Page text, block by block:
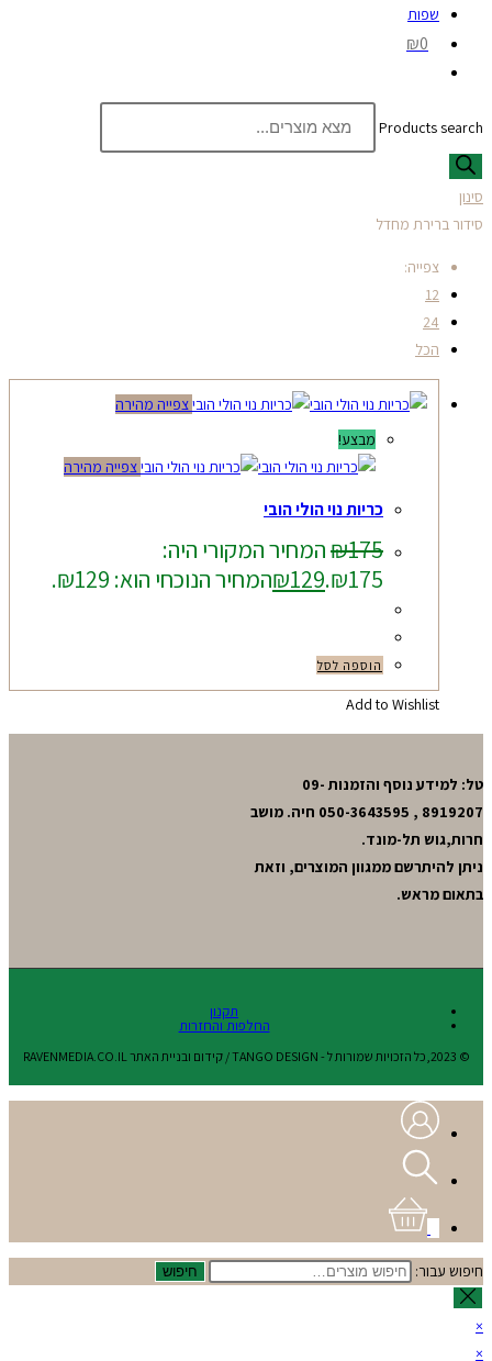
שפות
₪0
Products search
סינון
סידור ברירת מחדל
צפייה:
12
24
הכל
צפייה מהירה
מבצע!
צפייה מהירה
כריות נוי הולי הובי
₪175
המחיר המקורי היה:
₪175.
₪129 המחיר הנוכחי הוא: ₪129.
הוספה לסל
Add to Wishlist
טל: למידע נוסף והזמנות 09-
8919207 , 050-3643595 חיה. מושב
חרות,גוש תל-מונד.
ניתן להיתרשם ממגוון המוצרים, וזאת
בתאום מראש.
תקנון
החלפות והחזרות
© 2023,כל הזכויות שמורות ל - TANGO DESIGN / קידום ובניית האתר RAVENMEDIA.CO.IL
חיפוש עבור: חיפוש
×
×